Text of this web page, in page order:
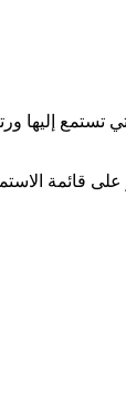
تستمع إليها
قائمة